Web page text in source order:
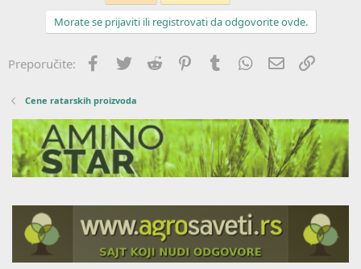
Morate se prijaviti ili registrovati da odgovorite ovde.
Preporučite: Facebook
Twitter Reddit PinterestTumblr WhatsApp
Imejl
Cene ratarskih proizvoda